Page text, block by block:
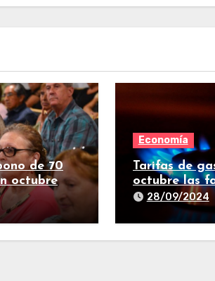
de 70
octubre
Economía
Tarifas de
octubre las
promedio
28/09/2024